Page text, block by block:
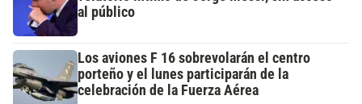
al público
Los aviones F 16 sobrevolarán el centro
porteño y el lunes participarán de la
celebración de la Fuerza Aérea